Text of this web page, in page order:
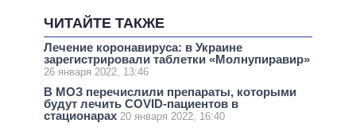
ЧИТАЙТЕ ТАКЖЕ
Лечение коронавируса: в Украине
зарегистрировали таблетки «Молнупиравир»
26 января 2022, 13:46
В МОЗ перечислили препараты, которыми
будут лечить COVID-пациентов в
стационарах 20 января 2022, 16:40